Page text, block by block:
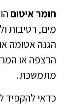
חומר איטום
מים, רטיבות
הגנה אטומה
הרצפה או
מתמשכת.
כדאי להקפיד